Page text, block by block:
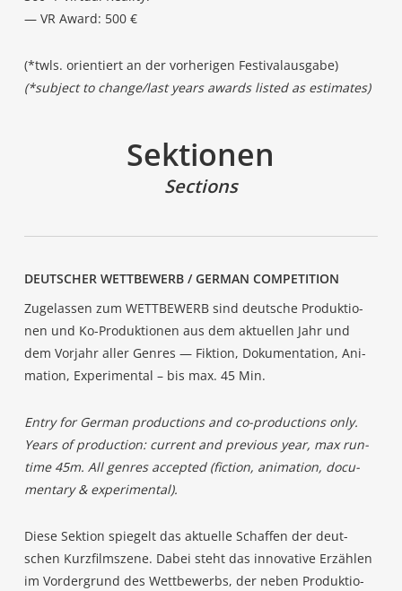
— VR Award: 500 €
(*twls. ori­en­tiert an der vor­he­ri­gen Festivalausgabe)
(*sub­ject to change/last years awards lis­ted as estimates)
Sek­tio­nen
Sec­tions
DEUT­SCHER WETT­BE­WERB / GER­MAN COMPETITION
Zuge­las­sen zum WETT­BE­WERB sind deut­sche Pro­duk­tio­
nen und Ko-Pro­duk­tio­nen aus dem aktu­el­len Jahr und
dem Vor­jahr aller Gen­res — Fik­ti­on, Doku­men­ta­ti­on, Ani­
ma­ti­on, Expe­ri­men­tal – bis max. 45 Min.
Ent­ry for Ger­man pro­duc­tions and co-pro­duc­tions only.
Years of pro­duc­tion: cur­rent and pre­vious year, max run­
time 45m. All gen­res accept­ed (fic­tion, ani­ma­ti­on, docu­
men­ta­ry & experimental).
Die­se Sek­ti­on spie­gelt das aktu­el­le Schaf­fen der deut­
schen Kurz­film­sze­ne. Dabei steht das inno­va­ti­ve Erzäh­len
im Vor­der­grund des Wett­be­werbs, der neben Pro­duk­tio­